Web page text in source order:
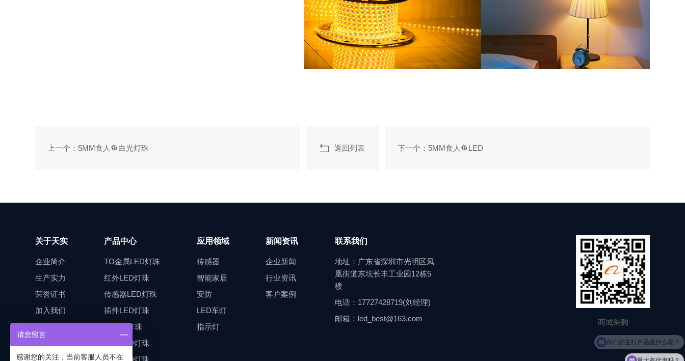
上一个：5MM食人鱼白光灯珠 返回列表 下一个：5MM食人鱼LED
关于天实
企业简介
生产实力
荣誉证书
加入我们
产品中心
TO金属LED灯珠
红外LED灯珠
传感器LED灯珠
插件LED灯珠
食人鱼灯珠
车灯LED灯珠
贴片LED灯珠
应用领域
传感器
智能家居
安防
LED车灯
指示灯
新闻资讯
企业新闻
行业资讯
客户案例
联系我们
地址：广东省深圳市光明区凤
凰街道东坑长丰工业园12栋5
楼
电话：17727428719(刘经理)
邮箱：led_best@163.com
商城采购
量大有优惠吗？
请您留言
感谢您的关注，当前客服人员不在